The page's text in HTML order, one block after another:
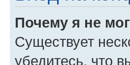
Почему я не
Существует
убедитесь, что